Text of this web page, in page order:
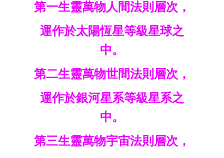
第一生靈萬物人間法則層次，
運作於太陽恆星等級星球之
中。
第二生靈萬物世間法則層次，
運作於銀河星系等級星系之
中。
第三生靈萬物宇宙法則層次，